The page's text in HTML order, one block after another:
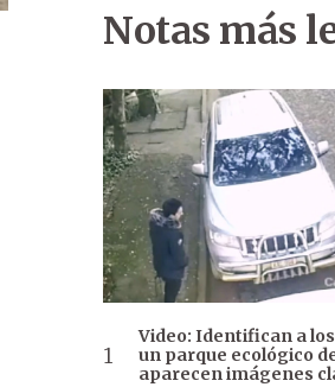
Notas más
Video: Identifican a
un parque ecológico
aparecen imágenes